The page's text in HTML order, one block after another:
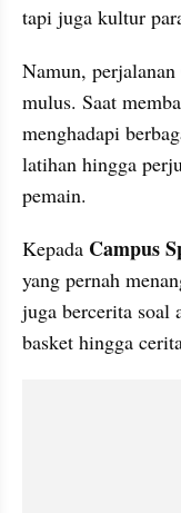
tapi juga kultur
Namun,
mulus. Saat
menghadapi
latihan hingga
pemain.
Kepada Campus
yang pernah
juga bercerita soal
basket hingga